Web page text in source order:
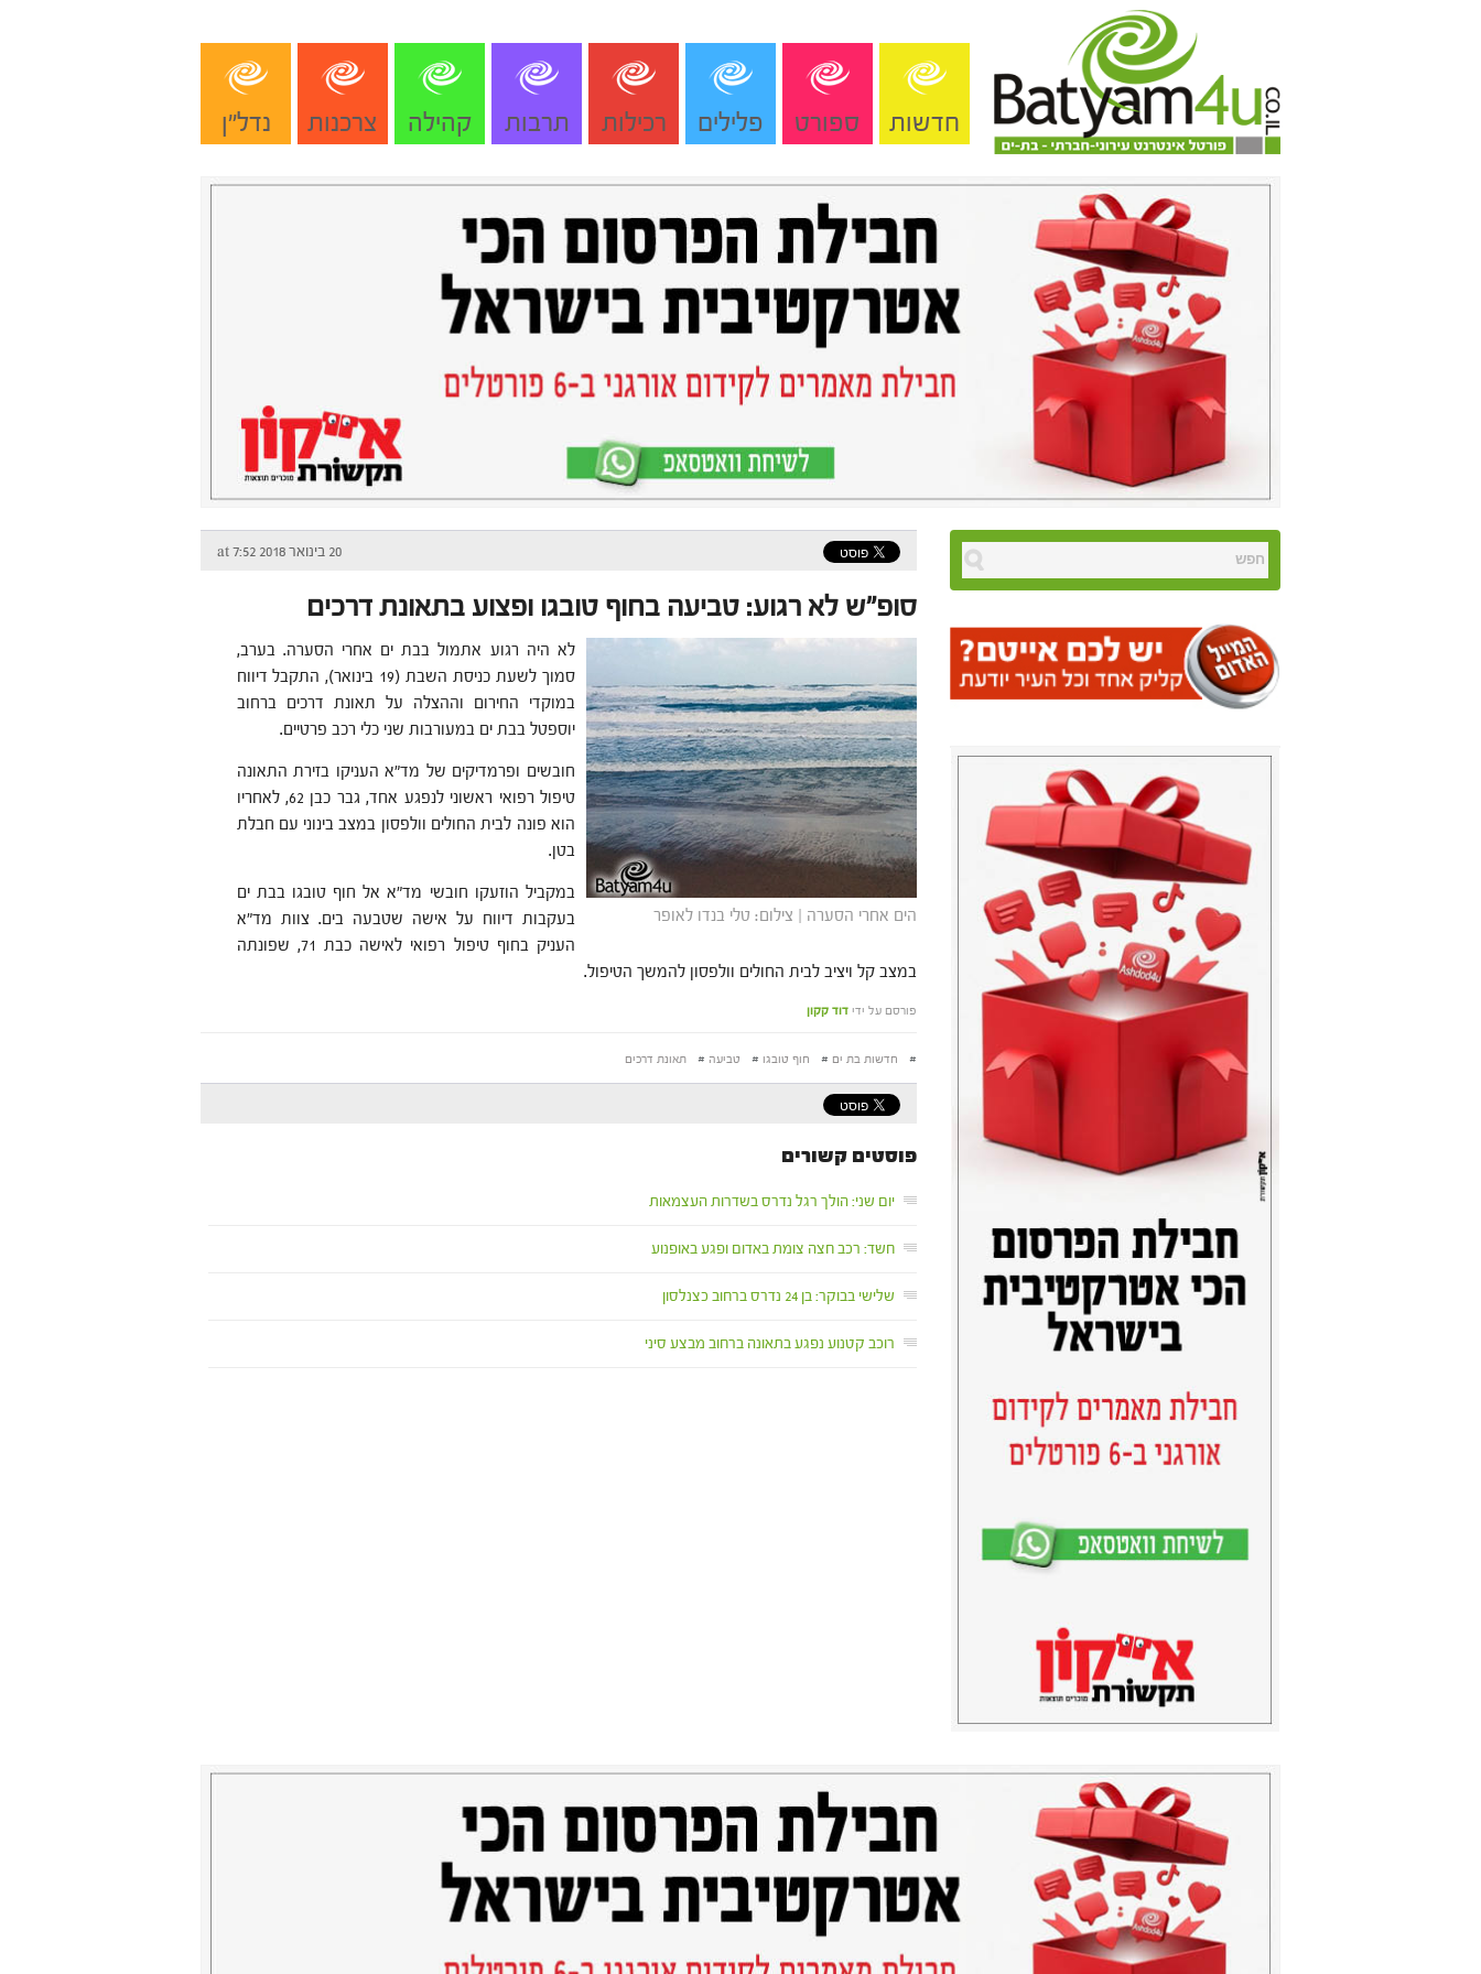
חדשות ספורט פלילים רכילות תרבות קהילה צרכנות נדל"ן
20 בינואר 2018 at 7:52
סופ"ש לא רגוע: טביעה בחוף טובגו ופצוע בתאונת דרכים
הים אחרי הסערה | צילום: טלי בנדו לאופר
לא היה רגוע אתמול בבת ים אחרי הסערה. בערב,
סמוך לשעת כניסת השבת (19 בינואר), התקבל דיווח
במוקדי החירום וההצלה על תאונת דרכים ברחוב
יוספטל בבת ים במעורבות שני כלי רכב פרטיים.
חובשים ופרמדיקים של מד"א העניקו בזירת התאונה
טיפול רפואי ראשוני לנפגע אחד, גבר כבן 62, לאחריו
הוא פונה לבית החולים וולפסון במצב בינוני עם חבלת
בטן.
במקביל הוזעקו חובשי מד"א אל חוף טובגו בבת ים
בעקבות דיווח על אישה שטבעה בים. צוות מד"א
העניק בחוף טיפול רפואי לאישה כבת 71, שפונתה
במצב קל ויציב לבית החולים וולפסון להמשך הטיפול.
פורסם על ידי דוד קקון
# חדשות בת ים # חוף טובגו # טביעה # תאונת דרכים
פוסטים קשורים
יום שני: הולך רגל נדרס בשדרות העצמאות
חשד: רכב חצה צומת באדום ופגע באופנוע
שלישי בבוקר: בן 24 נדרס ברחוב כצנלסון
רוכב קטנוע נפגע בתאונה ברחוב מבצע סיני